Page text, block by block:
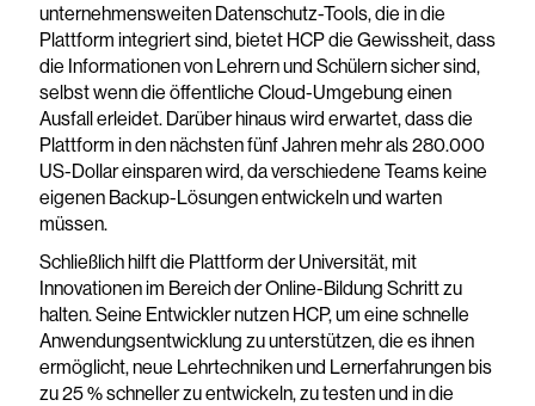
unternehmensweiten Datenschutz-Tools, die in die
Plattform integriert sind, bietet HCP die Gewissheit, dass
die Informationen von Lehrern und Schülern sicher sind,
selbst wenn die öffentliche Cloud-Umgebung einen
Ausfall erleidet. Darüber hinaus wird erwartet, dass die
Plattform in den nächsten fünf Jahren mehr als 280.000
US-Dollar einsparen wird, da verschiedene Teams keine
eigenen Backup-Lösungen entwickeln und warten
müssen.
Schließlich hilft die Plattform der Universität, mit
Innovationen im Bereich der Online-Bildung Schritt zu
halten. Seine Entwickler nutzen HCP, um eine schnelle
Anwendungsentwicklung zu unterstützen, die es ihnen
ermöglicht, neue Lehrtechniken und Lernerfahrungen bis
zu 25 % schneller zu entwickeln, zu testen und in die